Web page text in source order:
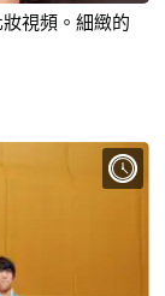
視頻。細緻的